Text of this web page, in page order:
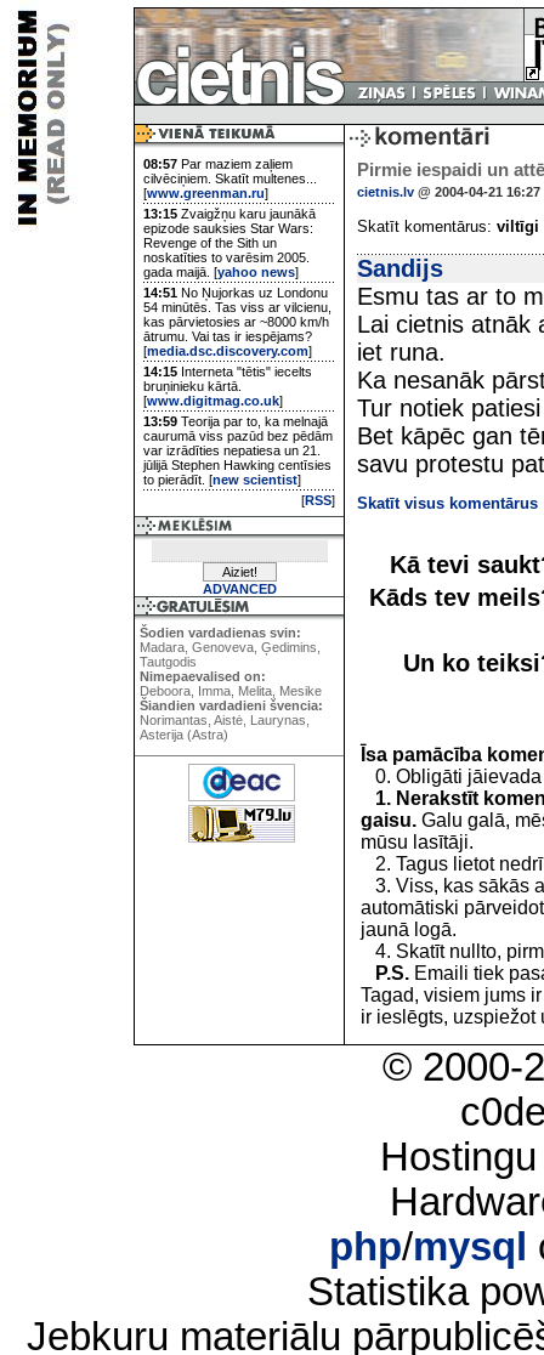
08:57 Par maziem zaļiem
cilvēciņiem. Skatīt multenes...
[www.greenman.ru]
13:15 Zvaigžņu karu jaunākā
epizode sauksies Star Wars:
Revenge of the Sith un
noskatīties to varēsim 2005.
gada maijā. [yahoo news]
14:51 No Ņujorkas uz Londonu
54 minūtēs. Tas viss ar vilcienu,
kas pārvietosies ar ~8000 km/h
ātrumu. Vai tas ir iespējams?
[media.dsc.discovery.com]
14:15 Interneta "tētis" iecelts
bruņinieku kārtā.
[www.digitmag.co.uk]
13:59 Teorija par to, ka melnajā
caurumā viss pazūd bez pēdām
var izrādīties nepatiesa un 21.
jūlijā Stephen Hawking centīsies
to pierādīt. [new scientist]
[RSS]
ADVANCED
Šodien vardadienas svin:
Madara, Genoveva, Ģedimins,
Tautgodis
Nimepaevalised on:
Deboora, Imma, Melita, Mesike
Šiandien vardadieni švencia:
Norimantas, Aistė, Laurynas,
Asterija (Astra)
Pirmie iespaidi un
cietnis.lv @ 2004-04-21 16:27
Skatīt komentārus: viltīgi
Sandijs
Esmu tas ar to
Lai cietnis atnāk
iet runa.
Ka nesanāk
Tur notiek
Bet kāpēc gan
savu protestu
Skatīt visus komentārus
Kā tevi
Kāds tev
Un ko
Īsa pamācība
0. Obligāti jāievada
1. Nerakstīt
gaisu. Galu galā,
mūsu lasītāji.
2. Tagus lietot
3. Viss, kas sākās
automātiski
jaunā logā.
4. Skatīt nullto,
P.S. Emaili tiek
Tagad, visiem jums
ir ieslēgts, uzspiežot
© 2000-
php/mysql
Statistika
Jebkuru materiālu